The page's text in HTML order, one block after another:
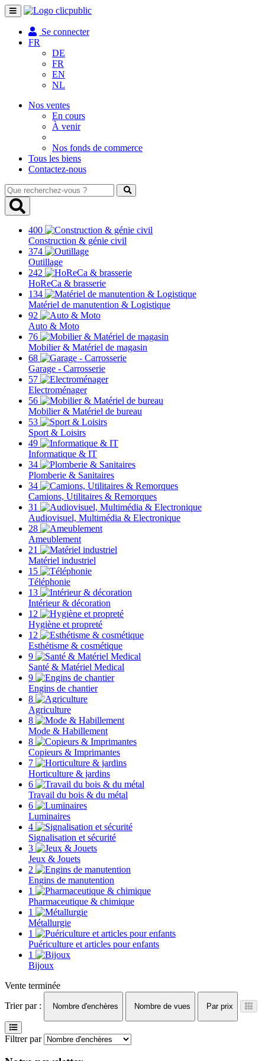
Toggle
navigation
Se connecter
FR
DE
FR
EN
NL
Nos ventes
En cours
À venir
Nos fonds de commerce
Tous les biens
Contactez-nous
Que
recherchez-
vous
400
Construction & génie civil
374
Outillage
242
HoReCa & brasserie
134
Matériel de manutention & Logistique
92
Auto & Moto
76
Mobilier & Matériel de magasin
68
Garage - Carrosserie
57
Electroménager
56
Mobilier & Matériel de bureau
53
Sport & Loisirs
49
Informatique & IT
34
Plomberie & Sanitaires
34
Camions, Utilitaires & Remorques
31
Audiovisuel, Multimédia & Electronique
28
Ameublement
21
Matériel industriel
15
Téléphonie
13
Intérieur & décoration
12
Hygiène et propreté
12
Esthétisme & cosmétique
9
Santé & Matériel Medical
9
Engins de chantier
8
Agriculture
8
Mode & Habillement
8
Copieurs & Imprimantes
7
Horticulture & jardins
6
Travail du bois & du métal
6
Luminaires
4
Signalisation et sécurité
3
Jeux & Jouets
2
Engins de manutention
1
Pharmaceutique & chimique
1
Métallurgie
1
Puériculture et articles pour enfants
1
Bijoux
Vente terminée
Trier par :
Nombre d'enchères Nombre de vues Par prix
Filtrer par